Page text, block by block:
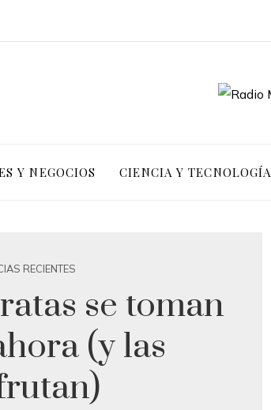
Y NEGOCIOS CIENCIA Y TECNOLOGÍA
RECIENTES
se toman
(y las